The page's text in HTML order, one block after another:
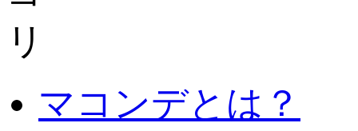
マコンデとは？